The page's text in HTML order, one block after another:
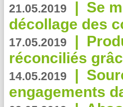
21.05.2019 | Se
décollage des
17.05.2019 |
réconciliés
14.05.2019 |
engagements